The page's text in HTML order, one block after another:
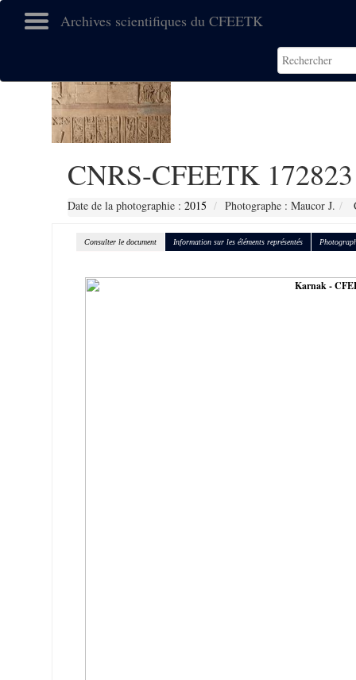
Archives scientifiques du CFEETK
CNRS-CFEETK 172823
Date de la photographie : 2015 Photographe : Maucor J.
Consulter le document Information sur les éléments représentés